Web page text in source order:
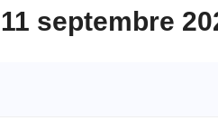
11 septembre